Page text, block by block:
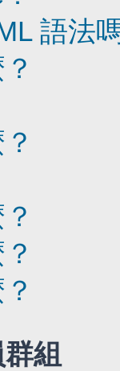
語法
組